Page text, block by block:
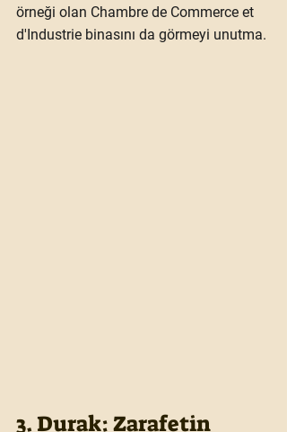
örneği olan Chambre de Commerce et
d'Industrie binasını da görmeyi unutma.
3. Durak: Zarafetin